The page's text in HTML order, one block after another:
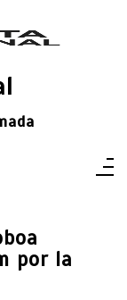
por la